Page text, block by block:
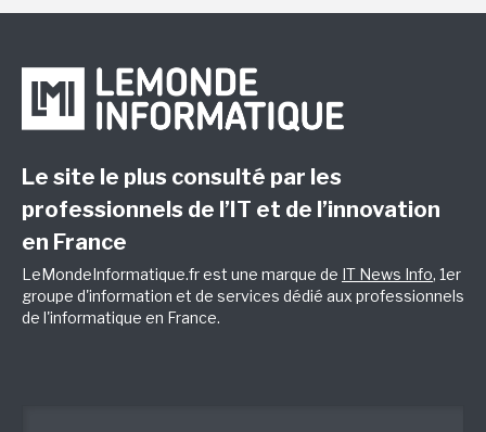
Le site le plus consulté par les
professionnels de l’IT et de l’innovation
en France
LeMondeInformatique.fr est une marque de IT News Info, 1er
groupe d'information et de services dédié aux professionnels
de l'informatique en France.